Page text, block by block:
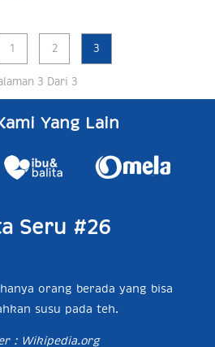
1 2 3
3 Dari 3
Yang Lain
Seru #26
orang berada yang bisa
susu pada teh.
: Wikipedia.org